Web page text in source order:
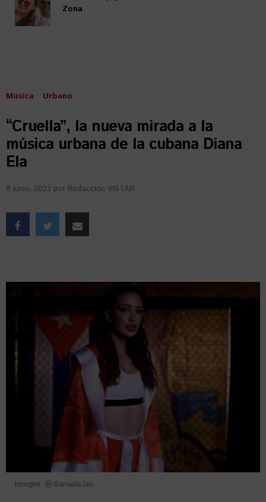
Zona
Música Urbano
“Cruella”, la nueva mirada a la
música urbana de la cubana Diana
Ela
8 junio, 2023 por Redacción VISTAR
Imagen: @dianaela.lao